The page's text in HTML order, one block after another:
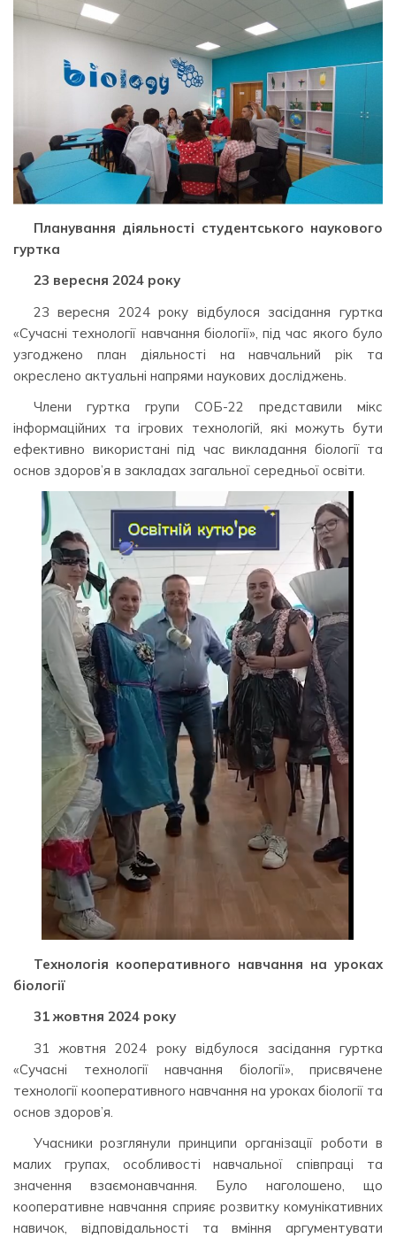
Планування діяльності студентського наукового
гуртка
23 вересня 2024 року
23 вересня 2024 року відбулося засідання гуртка
«Сучасні технології навчання біології», під час якого було
узгоджено план діяльності на навчальний рік та
окреслено актуальні напрями наукових досліджень.
Члени гуртка групи СОБ-22 представили мікс
інформаційних та ігрових технологій, які можуть бути
ефективно використані під час викладання біології та
основ здоров’я в закладах загальної середньої освіти.
Технологія кооперативного навчання на уроках
біології
31 жовтня 2024 року
31 жовтня 2024 року відбулося засідання гуртка
«Сучасні технології навчання біології», присвячене
технології кооперативного навчання на уроках біології та
основ здоров’я.
Учасники розглянули принципи організації роботи в
малих групах, особливості навчальної співпраці та
значення взаємонавчання. Було наголошено, що
кооперативне навчання сприяє розвитку комунікативних
навичок, відповідальності та вміння аргументувати